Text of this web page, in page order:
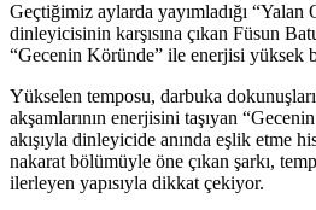
Geçtiğimiz aylarda yayımladığı “Yalan
dinleyicisinin karşısına çıkan Füsun
“Gecenin Köründe” ile enerjisi yüksek
Yükselen temposu, darbuka
akşamlarının enerjisini taşıyan
akışıyla dinleyicide anında eşlik etme
nakarat bölümüyle öne çıkan şarkı,
ilerleyen yapısıyla dikkat çekiyor.